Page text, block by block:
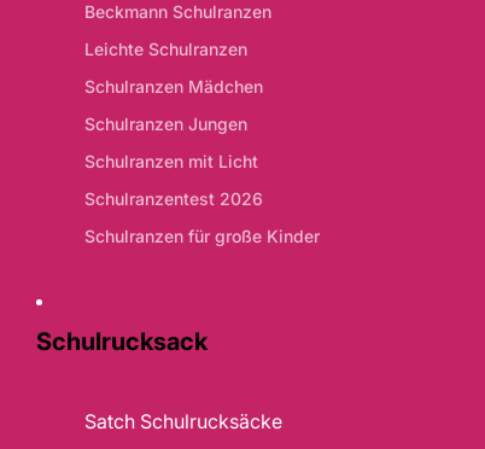
Beckmann Schulranzen
Leichte Schulranzen
Schulranzen Mädchen
Schulranzen Jungen
Schulranzen mit Licht
Schulranzentest 2026
Schulranzen für große Kinder
Schulrucksack
Satch Schulrucksäcke